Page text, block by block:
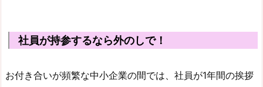
社員が持参するなら外のしで！
お付き合いが頻繁な中小企業の間では、社員が1年間の挨拶